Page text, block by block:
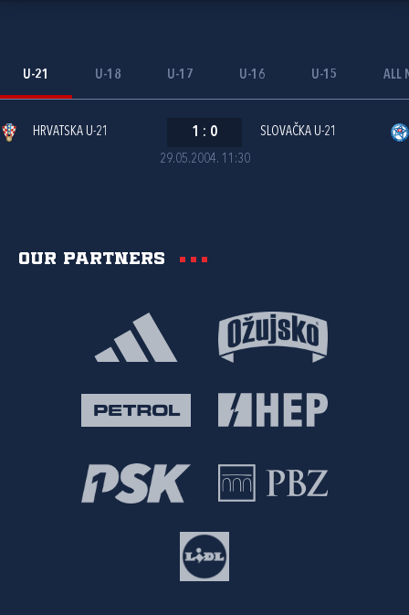
U-21 U-18 U-17 U-16 U-15 ALL
29.05.2004. 11:30
HRVATSKA U-21 1 : 0 SLOVAČKA U-21
Our partners